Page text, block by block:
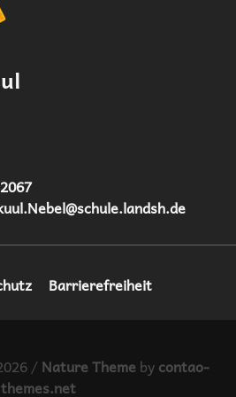
Barrierefreiheit
/Nature Theme bycontao-
themes.net